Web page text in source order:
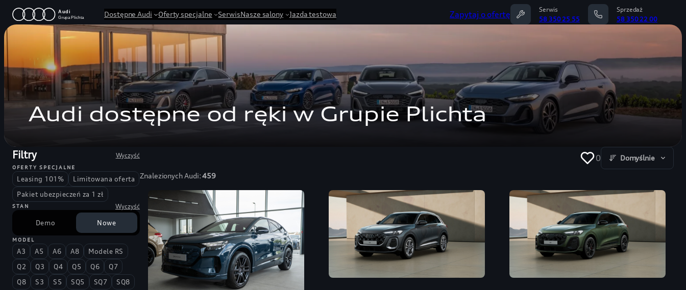
Przejdź
do
treści
Dostępne Audi Oferty specjalne SerwisNasze salony Jazda testowa Zapytaj o ofertę
Serwis
58 350 25 55
Sprzedaż
58 350 22 00
Audi dostępne od ręki w Grupie Plichta
Filtry Wyczyść
OFERTY SPECJALNE
Leasing 101%
Limitowana oferta
Pakiet ubezpieczeń za 1 zł
STAN Wyczyść
Demo Nowe
MODEL
A3 A5 A6 A8
Modele RS
Q2
Q3 Q4 Q5 Q6
Q7
Q8
S3 S5 SQ5 SQ7 SQ8
0 Domyślnie
Znalezionych Audi:459